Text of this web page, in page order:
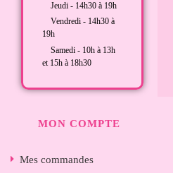
Jeudi - 14h30 à 19h
Vendredi - 14h30 à
19h
Samedi - 10h à 13h
et 15h à 18h30
MON COMPTE
Mes commandes